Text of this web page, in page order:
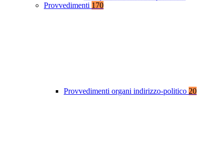
Provvedimenti 170
Provvedimenti organi indirizzo-politico 20